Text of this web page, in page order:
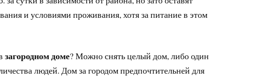
и условиями проживания, хотя за питание в этом
загородном доме? Можно снять целый дом, либо один
людей. Дом за городом предпочтительней для